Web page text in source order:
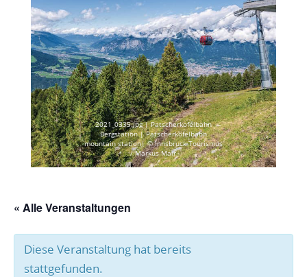
2021_0335.jpg | Patscherkofelbahn
Bergstation | Patscherkofelbahn
mountain station| © Innsbruck Tourismus
/ Markus Mair
« Alle Veranstaltungen
Diese Veranstaltung hat bereits
stattgefunden.